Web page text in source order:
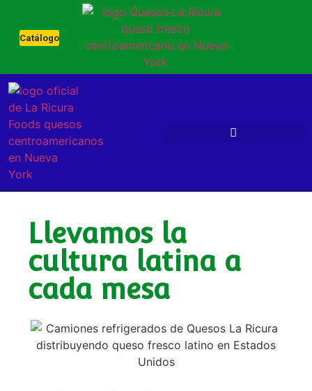
Catálogo
Llevamos la
cultura latina a
cada mesa